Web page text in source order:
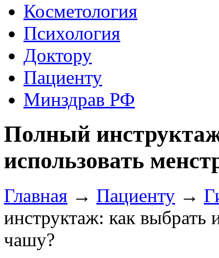
Косметология
Психология
Доктору
Пациенту
Минздрав РФ
Полный
использовать
Главная → Пациенту →
инструктаж: как выбрать
чашу?